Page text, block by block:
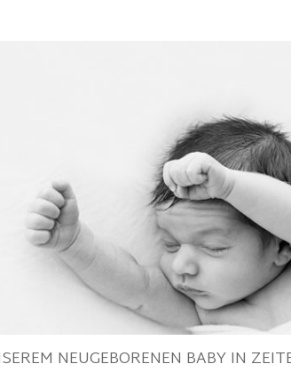
NEUGEBORENEN BABY IN